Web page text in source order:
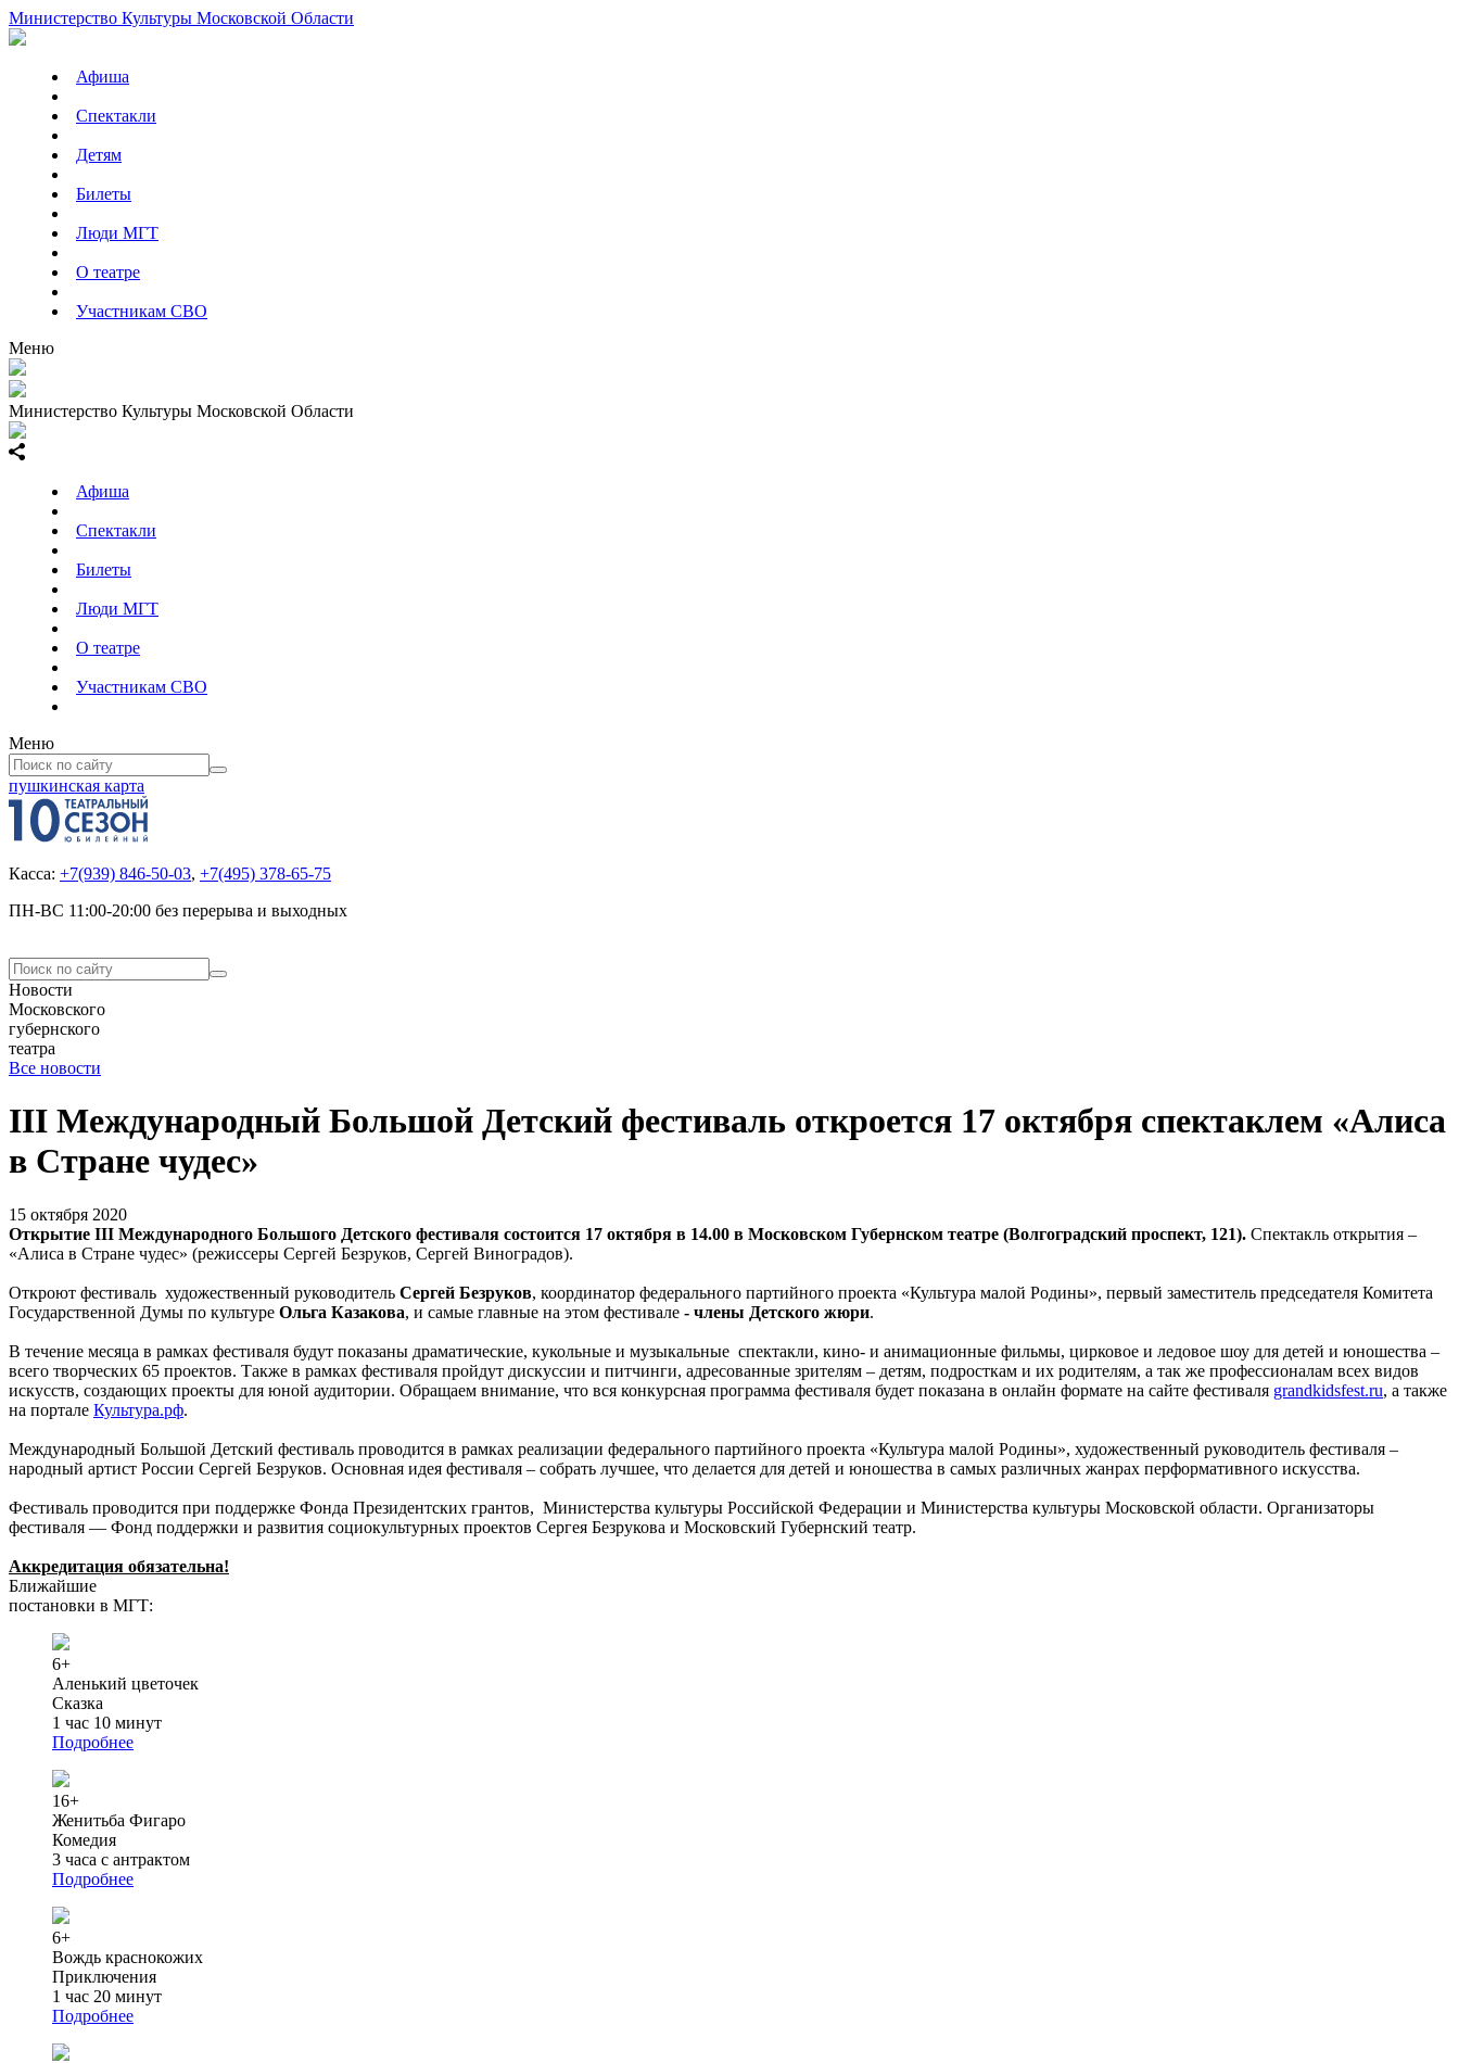
Министерство Культуры Московской Области
Афиша
Спектакли
Детям
Билеты
Люди МГТ
О театре
Участникам СВО
Меню
Министерство Культуры Московской Области
Афиша
Спектакли
Билеты
Люди МГТ
О театре
Участникам СВО
Меню
пушкинская карта
Касса: +7(939) 846-50-03, +7(495) 378-65-75
ПН-ВС 11:00-20:00 без перерыва и выходных
Новости
Московского
губернского
театра
Все новости
III Международный Большой Детский фестиваль откроется 17 октября спектаклем «Алиса
в Стране чудес»
15 октября 2020
Открытие III Международного Большого Детского фестиваля состоится 17 октября в 14.00 в Московском Губернском театре (Волгоградский проспект, 121). Спектакль открытия –
«Алиса в Стране чудес» (режиссеры Сергей Безруков, Сергей Виноградов).
Откроют фестиваль художественный руководитель Сергей Безруков, координатор федерального партийного проекта «Культура малой Родины», первый заместитель председателя Комитета
Государственной Думы по культуре Ольга Казакова, и самые главные на этом фестивале - члены Детского жюри.
В течение месяца в рамках фестиваля будут показаны драматические, кукольные и музыкальные спектакли, кино- и анимационные фильмы, цирковое и ледовое шоу для детей и юношества –
всего творческих 65 проектов. Также в рамках фестиваля пройдут дискуссии и питчинги, адресованные зрителям – детям, подросткам и их родителям, а так же профессионалам всех видов
искусств, создающих проекты для юной аудитории. Обращаем внимание, что вся конкурсная программа фестиваля будет показана в онлайн формате на сайте фестиваля grandkidsfest.ru, а также
на портале Культура.рф.
Международный Большой Детский фестиваль проводится в рамках реализации федерального партийного проекта «Культура малой Родины», художественный руководитель фестиваля –
народный артист России Сергей Безруков. Основная идея фестиваля – собрать лучшее, что делается для детей и юношества в самых различных жанрах перформативного искусства.
Фестиваль проводится при поддержке Фонда Президентских грантов, Министерства культуры Российской Федерации и Министерства культуры Московской области. Организаторы
фестиваля — Фонд поддержки и развития социокультурных проектов Сергея Безрукова и Московский Губернский театр.
Аккредитация обязательна!
Ближайшие
постановки в МГТ:
6+
Аленький цветочек
Сказка
1 час 10 минут
Подробнее
16+
Женитьба Фигаро
Комедия
3 часа с антрактом
Подробнее
6+
Вождь краснокожих
Приключения
1 час 20 минут
Подробнее